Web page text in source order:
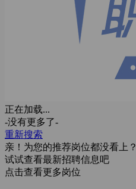
正在加载...
-没有更多了-
重新搜索
亲！为您的推荐岗位都没看上？
试试查看最新招聘信息吧
点击查看更多岗位